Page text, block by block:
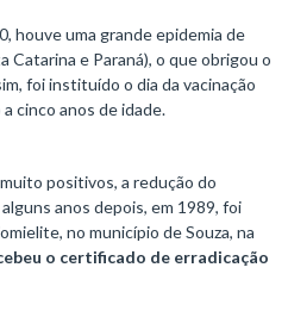
houve uma grande epidemia de
Catarina e Paraná), o que obrigou o
foi instituído o dia da vacinação
cinco anos de idade.
positivos, a redução do
anos depois, em 1989, foi
no município de Souza, na
o certificado de erradicação